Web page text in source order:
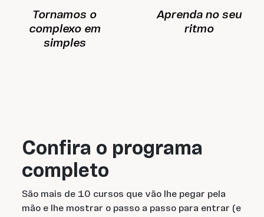
Tornamos o
complexo em
simples
Aprenda no seu
ritmo
Confira o programa
completo
São mais de 10 cursos que vão lhe pegar pela
mão e lhe mostrar o passo a passo para entrar (e